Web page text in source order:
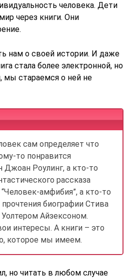
человека. Дети
через книги. Они
нам о своей истории. И даже
стала более электронной, но
мы стараемся о ней не
сам определяет что
то понравится
Джоан Роулинг, а кто-то
рассказа
амфибия”, а кто-то
биографии Стива
Айзексоном.
интересы. А книги – это
которое мы имеем.
но читать в любом случае